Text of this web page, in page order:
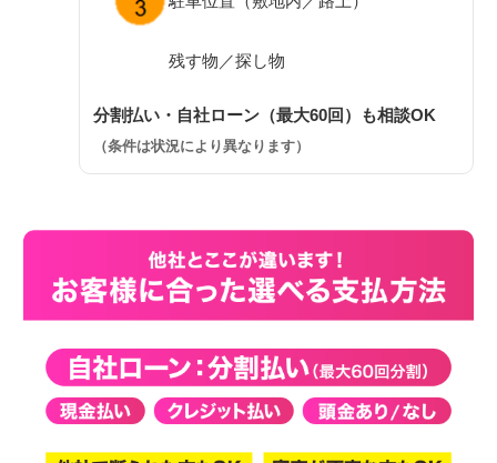
残す物／探し物
分割払い・自社ローン（最大60回）も相談OK
（条件は状況により異なります）